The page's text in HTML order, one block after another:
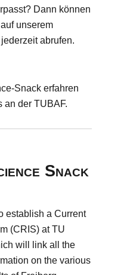
Dann können
unserem
jederzeit abrufen.
Snack erfahren
an der TUBAF.
Snack
establish a Current
(CRIS) at TU
will link all the
on the various